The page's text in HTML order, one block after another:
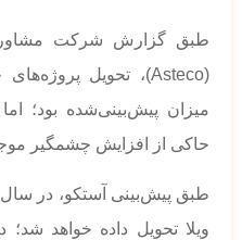
طبق گزارش شرکت
حاکی از افزایش چشمگیر
ویلا تحویل داده خواهد